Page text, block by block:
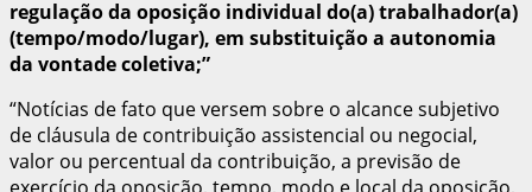
regulação da oposição individual do(a) trabalhador(a)
(tempo/modo/lugar), em substituição a autonomia
da vontade coletiva;”
“Notícias de fato que versem sobre o alcance subjetivo
de cláusula de contribuição assistencial ou negocial,
valor ou percentual da contribuição, a previsão de